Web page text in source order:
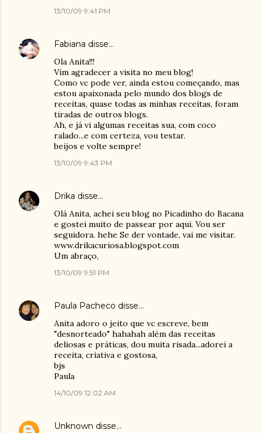
13/10/09 9:41 PM
Fabiana disse…
Ola Anita!!!
Vim agradecer a visita no meu blog!
Como vc pode ver, ainda estou começando, mas
estou apaixonada pelo mundo dos blogs de
receitas, quase todas as minhas receitas, foram
tiradas de outros blogs.
Ah, e já vi algumas receitas sua, com coco
ralado...e com certeza, vou testar.
beijos e volte sempre!
13/10/09 9:43 PM
Drika disse…
Olá Anita, achei seu blog no Picadinho do Bacana
e gostei muito de passear por aqui. Vou ser
seguidora. hehe Se der vontade, vai me visitar.
www.drikacuriosa.blogspot.com
Um abraço,
13/10/09 9:51 PM
Paula Pacheco disse…
Anita adoro o jeito que vc escreve, bem
"desnorteado" hahahah além das receitas
deliosas e práticas, dou muita risada...adorei a
receita, criativa e gostosa,
bjs
Paula
14/10/09 12:02 AM
Unknown disse…